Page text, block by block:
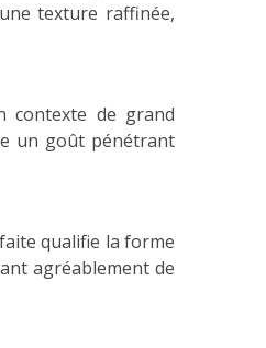
texture raffinée,
contexte de grand
un goût pénétrant
qualifie la forme
agréablement de